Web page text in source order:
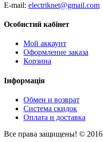
E-mail: electriknet@gmail.com
Особистий кабінет
Мой аккаунт
Оформление заказа
Корзина
Інформація
Обмен и возврат
Система скидок
Оплата и доставка
Все права защищены! © 2016